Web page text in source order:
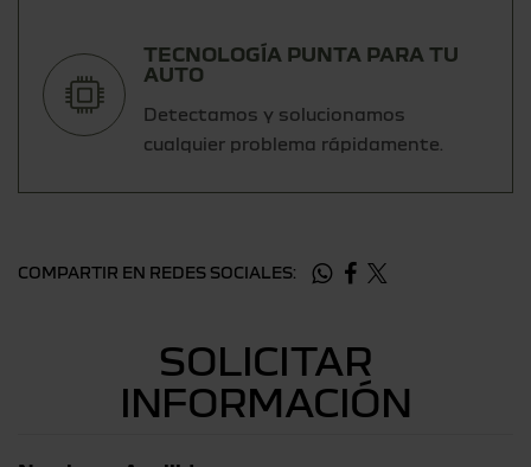
TECNOLOGÍA PUNTA PARA TU
AUTO
Detectamos y solucionamos
cualquier problema rápidamente.
COMPARTIR EN REDES SOCIALES:
SOLICITAR
INFORMACIÓN